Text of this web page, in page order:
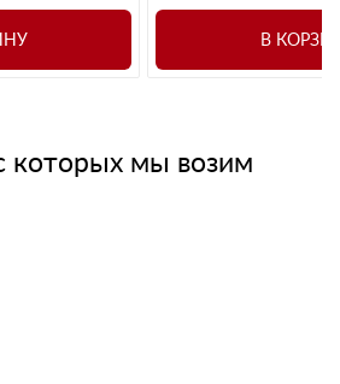
В
которых мы возим